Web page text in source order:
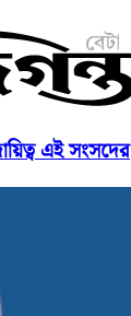
এই সংসদের